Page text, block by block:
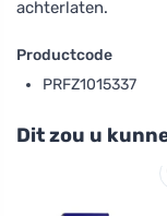
achterlaten.
Productcode
PRFZ1015337
Dit zou u